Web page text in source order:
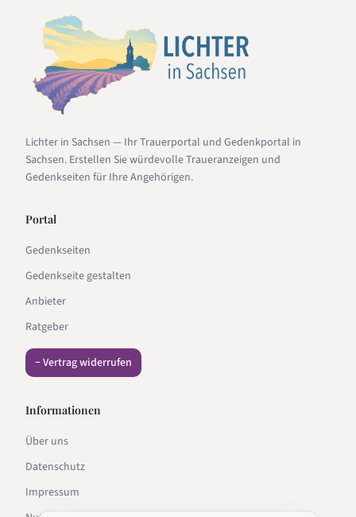
Lichter in Sachsen — Ihr Trauerportal und Gedenkportal in
Sachsen. Erstellen Sie würdevolle Traueranzeigen und
Gedenkseiten für Ihre Angehörigen.
Portal
Gedenkseiten
Gedenkseite gestalten
Anbieter
Ratgeber
− Vertrag widerrufen
Informationen
Über uns
Datenschutz
Impressum